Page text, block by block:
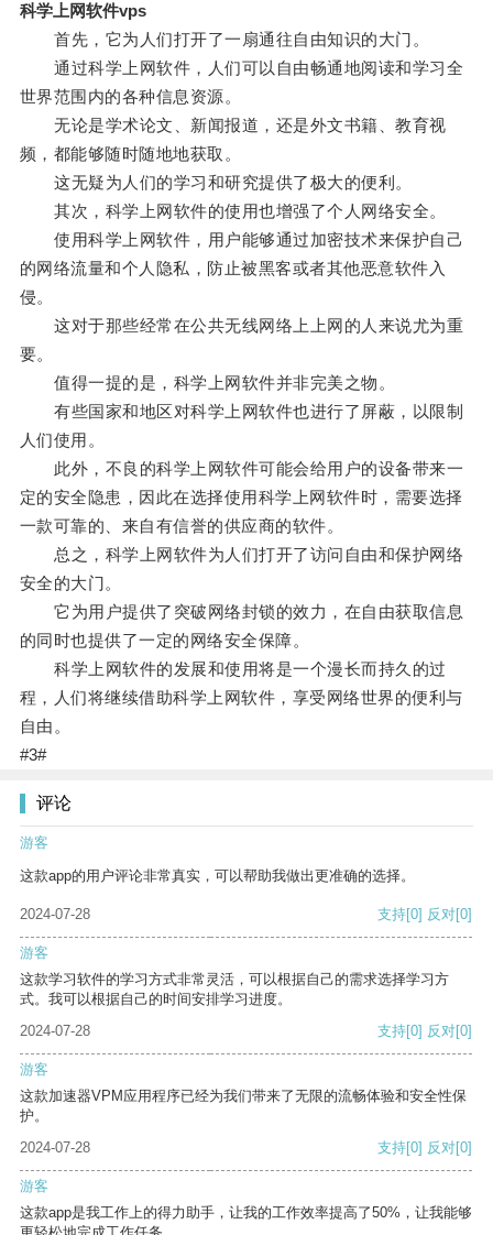
科学上网软件vps
首先，它为人们打开了一扇通往自由知识的大门。
通过科学上网软件，人们可以自由畅通地阅读和学习全
世界范围内的各种信息资源。
无论是学术论文、新闻报道，还是外文书籍、教育视
频，都能够随时随地地获取。
这无疑为人们的学习和研究提供了极大的便利。
其次，科学上网软件的使用也增强了个人网络安全。
使用科学上网软件，用户能够通过加密技术来保护自己
的网络流量和个人隐私，防止被黑客或者其他恶意软件入
侵。
这对于那些经常在公共无线网络上上网的人来说尤为重
要。
值得一提的是，科学上网软件并非完美之物。
有些国家和地区对科学上网软件也进行了屏蔽，以限制
人们使用。
此外，不良的科学上网软件可能会给用户的设备带来一
定的安全隐患，因此在选择使用科学上网软件时，需要选择
一款可靠的、来自有信誉的供应商的软件。
总之，科学上网软件为人们打开了访问自由和保护网络
安全的大门。
它为用户提供了突破网络封锁的效力，在自由获取信息
的同时也提供了一定的网络安全保障。
科学上网软件的发展和使用将是一个漫长而持久的过
程，人们将继续借助科学上网软件，享受网络世界的便利与
自由。
#3#
评论
游客
这款app的用户评论非常真实，可以帮助我做出更准确的选择。
2024-07-28 支持[0] 反对[0]
游客
这款学习软件的学习方式非常灵活，可以根据自己的需求选择学习方
式。我可以根据自己的时间安排学习进度。
2024-07-28
支持[0] 反对[0]
游客
这款加速器VPM应用程序已经为我们带来了无限的流畅体验和安全性保
护。
2024-07-28
支持[0] 反对[0]
游客
这款app是我工作上的得力助手，让我的工作效率提高了50%，让我能够